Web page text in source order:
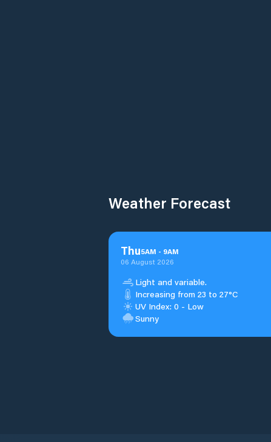
Weather Forecast
Thu5AM - 9AM
06 August 2026
Light and variable.
Increasing from 23 to 27°C
UV Index: 0 - Low
Sunny